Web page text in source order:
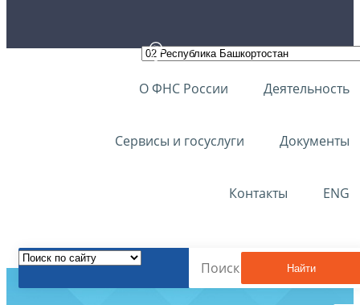
О ФНС России Деятельность
Сервисы и госуслуги Документы
Контакты ENG
Найти